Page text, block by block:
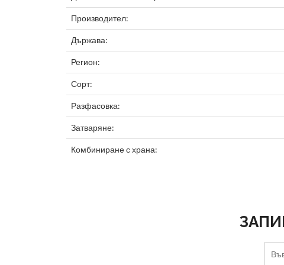
Производител:
Държава:
Регион:
Сорт:
Разфасовка:
Затваряне:
Комбиниране с храна: